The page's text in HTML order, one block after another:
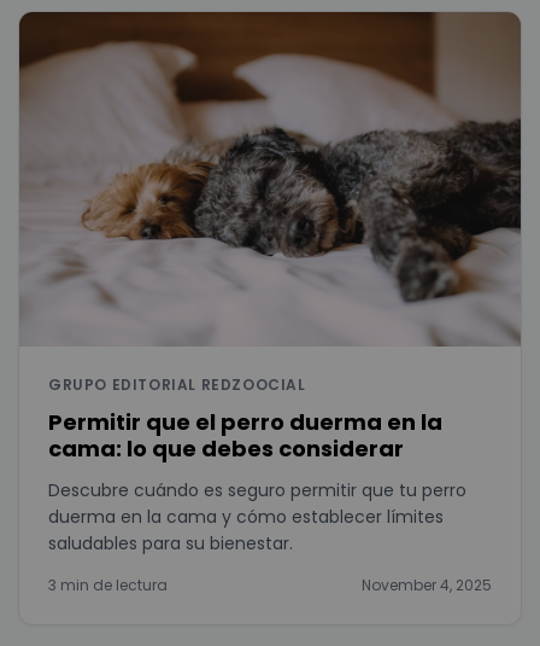
GRUPO EDITORIAL REDZOOCIAL
Permitir que el perro duerma en la
cama: lo que debes considerar
Descubre cuándo es seguro permitir que tu perro
duerma en la cama y cómo establecer límites
saludables para su bienestar.
3 min de lectura November 4, 2025